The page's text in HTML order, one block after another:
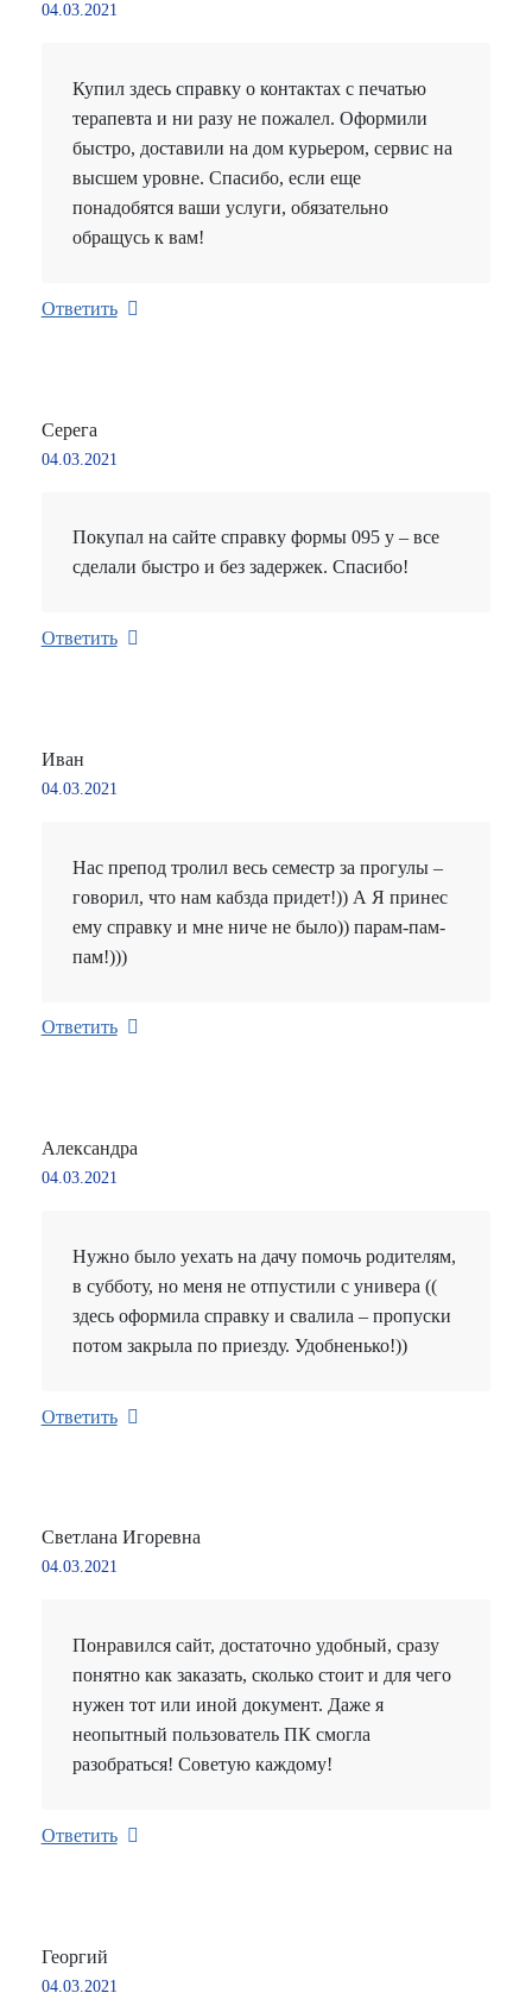
04.03.2021
Купил здесь справку о контактах с печатью
терапевта и ни разу не пожалел. Оформили
быстро, доставили на дом курьером, сервис на
высшем уровне. Спасибо, если еще
понадобятся ваши услуги, обязательно
обращусь к вам!
Ответить
Серега
04.03.2021
Покупал на сайте справку формы 095 у – все
сделали быстро и без задержек. Спасибо!
Ответить
Иван
04.03.2021
Нас препод тролил весь семестр за прогулы –
говорил, что нам кабзда придет!)) А Я принес
ему справку и мне ниче не было)) парам-пам-
пам!)))
Ответить
Александра
04.03.2021
Нужно было уехать на дачу помочь родителям,
в субботу, но меня не отпустили с универа ((
здесь оформила справку и свалила – пропуски
потом закрыла по приезду. Удобненько!))
Ответить
Светлана Игоревна
04.03.2021
Понравился сайт, достаточно удобный, сразу
понятно как заказать, сколько стоит и для чего
нужен тот или иной документ. Даже я
неопытный пользователь ПК смогла
разобраться! Советую каждому!
Ответить
Георгий
04.03.2021